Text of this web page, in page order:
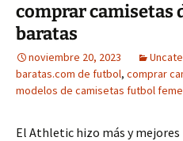
comprar camisetas
baratas
noviembre 20, 2023
baratas.com de futbol, comprar
modelos de camisetas futbol
El Athletic hizo más y